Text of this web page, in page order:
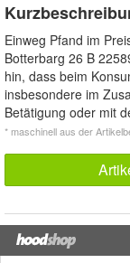
Einweg Pfand im
Botterbarg 26 B
hin, dass beim
insbesondere im
Betätigung oder mit
* maschinell aus der